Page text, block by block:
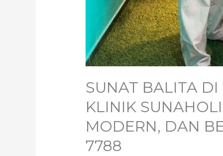
SUNAT BALITA
KLINIK
MODERN, DAN
7788